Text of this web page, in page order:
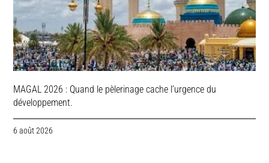
MAGAL 2026 : Quand le pèlerinage cache l’urgence du
développement.
6 août 2026